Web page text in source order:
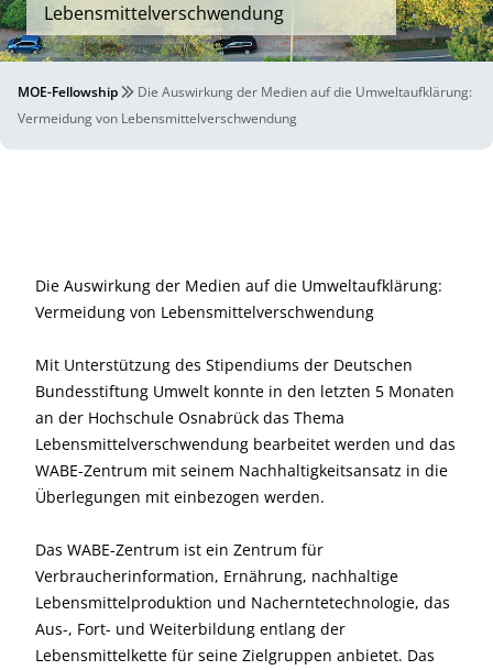
Lebensmittelverschwendung
MOE-Fellowship
Die Auswirkung der Medien auf die Umweltaufklärung:
Vermeidung von Lebensmittelverschwendung
Die Auswirkung der Medien auf die Umweltaufklärung:
Vermeidung von Lebensmittelverschwendung
Mit Unterstützung des Stipendiums der Deutschen
Bundesstiftung Umwelt konnte in den letzten 5 Monaten
an der Hochschule Osnabrück das Thema
Lebensmittelverschwendung bearbeitet werden und das
WABE-Zentrum mit seinem Nachhaltigkeitsansatz in die
Überlegungen mit einbezogen werden.
Das WABE-Zentrum ist ein Zentrum für
Verbraucherinformation, Ernährung, nachhaltige
Lebensmittelproduktion und Nacherntetechnologie, das
Aus-, Fort- und Weiterbildung entlang der
Lebensmittelkette für seine Zielgruppen anbietet. Das